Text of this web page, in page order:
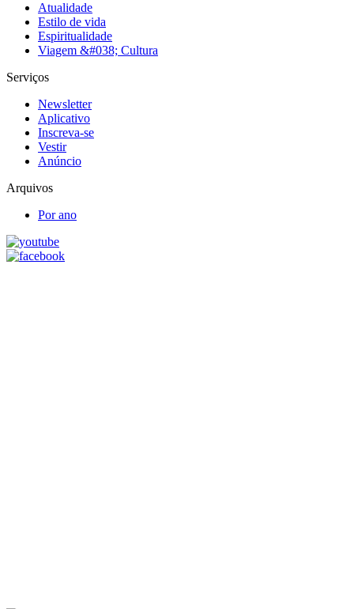
Atualidade
Estilo de vida
Espiritualidade
Viagem &#038; Cultura
Serviços
Newsletter
Aplicativo
Inscreva-se
Vestir
Anúncio
Arquivos
Por ano